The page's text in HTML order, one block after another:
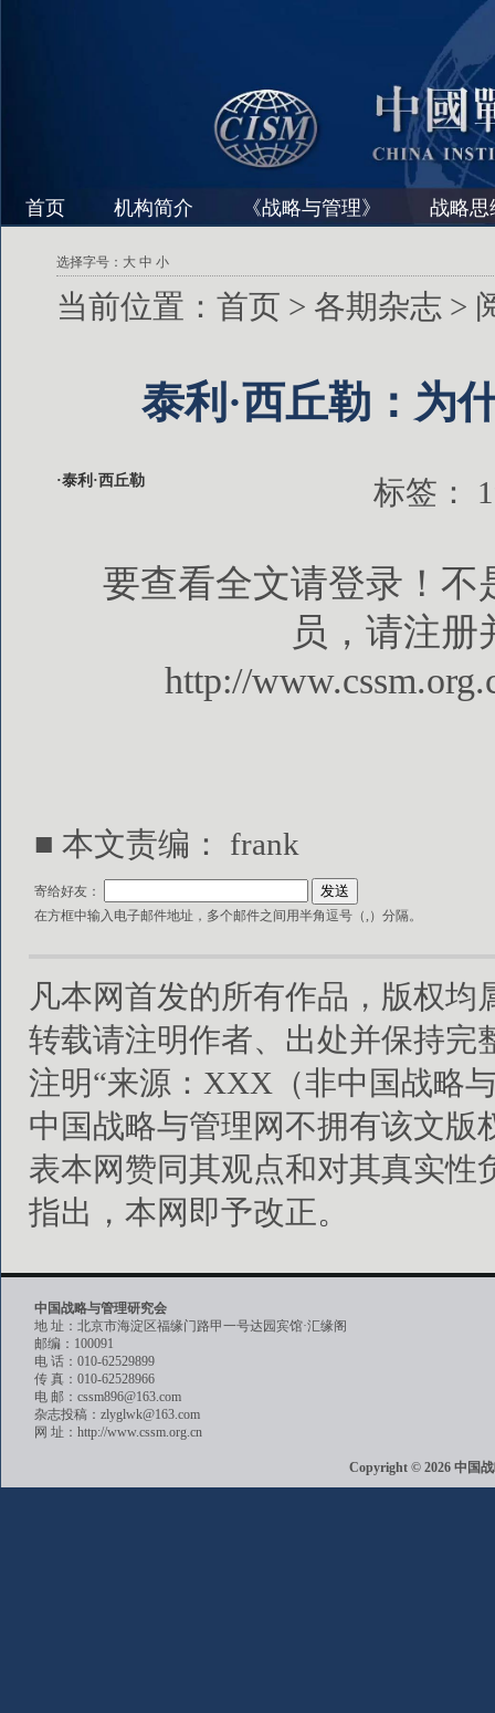
首页 机构简介 《战略与管理》 战略思
选择字号： 大 中 小
当前位置： 首页 > 各期杂志 >
泰利·西丘勒：为
·泰利·西丘勒 标签：
要查看全文请登录！不
员，请注册
http://
■ 本文责编： frank
寄给好友：
在方框中输入电子邮件地址，多个邮件之间用半角逗号（,）分隔。
凡本网首发的所有作品，版权
转载请注明作者、出处并保持完
注明“来源：XXX（非中国战略
中国战略与管理网不拥有该文
表本网赞同其观点和对其真实
指出，本网即予改正。
中国战略与管理研究会
地 址：北京市海淀区福缘门路甲一号达园宾馆·汇缘阁
邮编：100091
电 话：010-62529899
传 真：010-62528966
电 邮：cssm896@163.com
杂志投稿：zlyglwk@163.com
网 址：http://www.cssm.org.cn
Copyright © 2026 中国